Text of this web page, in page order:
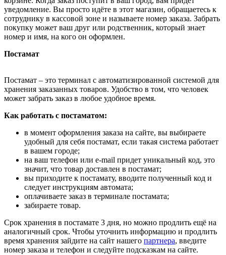
уведомление. Вы просто идёте в этот магазин, обращаетесь к
сотруднику в кассовой зоне и называете номер заказа. Забрать
покупку может ваш друг или родственник, который знает
номер и имя, на кого он оформлен.
Постамат
Постамат – это терминал с автоматизированной системой для
хранения заказанных товаров. Удобство в том, что человек
может забрать заказ в любое удобное время.
Как работать с постаматом:
в момент оформления заказа на сайте, вы выбираете
удобный для себя постамат, если такая система работает
в вашем городе;
на ваш телефон или e-mail придет уникальный код, это
значит, что товар доставлен в постамат;
вы приходите к постамату, вводите полученный код и
следует инструкциям автомата;
оплачиваете заказ в терминале постамата;
забираете товар.
Срок хранения в постамате 3 дня, но можно продлить ещё на
аналогичный срок. Чтобы уточнить информацию и продлить
время хранения зайдите на сайт нашего партнера, введите
номер заказа и телефон и следуйте подсказкам на сайте.